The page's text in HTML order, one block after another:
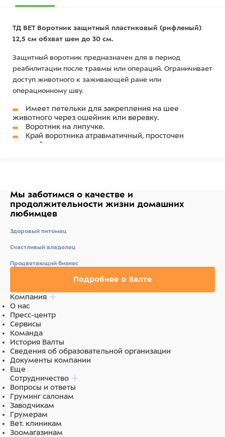
ТД ВЕТ Воротник защитный пластиковый (рифленый)
12,5 см обхват шеи до 30 см.
Защитный воротник предназначен для в период
реабилитации после травмы или операций. Ограничивает
доступ животного к заживающей ране или
операционному шву.
Имеет петельки для закрепления на шее
животного через ошейник или веревку.
Воротник на липучке.
Край воротника атравматичный, просточен
тесьмой.
Пластик, ткань
Мы заботимся о качестве и
продолжительности жизни домашних
любимцев
Здоровый питомец
Счастливый владелец
Процветающий бизнес
Подробнее о Валте
Компания
О нас
Пресс-центр
Сервисы
Команда
История Валты
Сведения об образовательной организации
Документы компании
Еще
Сотрудничество
Вопросы и ответы
Груминг салонам
Заводчикам
Грумерам
Вет. клиникам
Зоомагазинам